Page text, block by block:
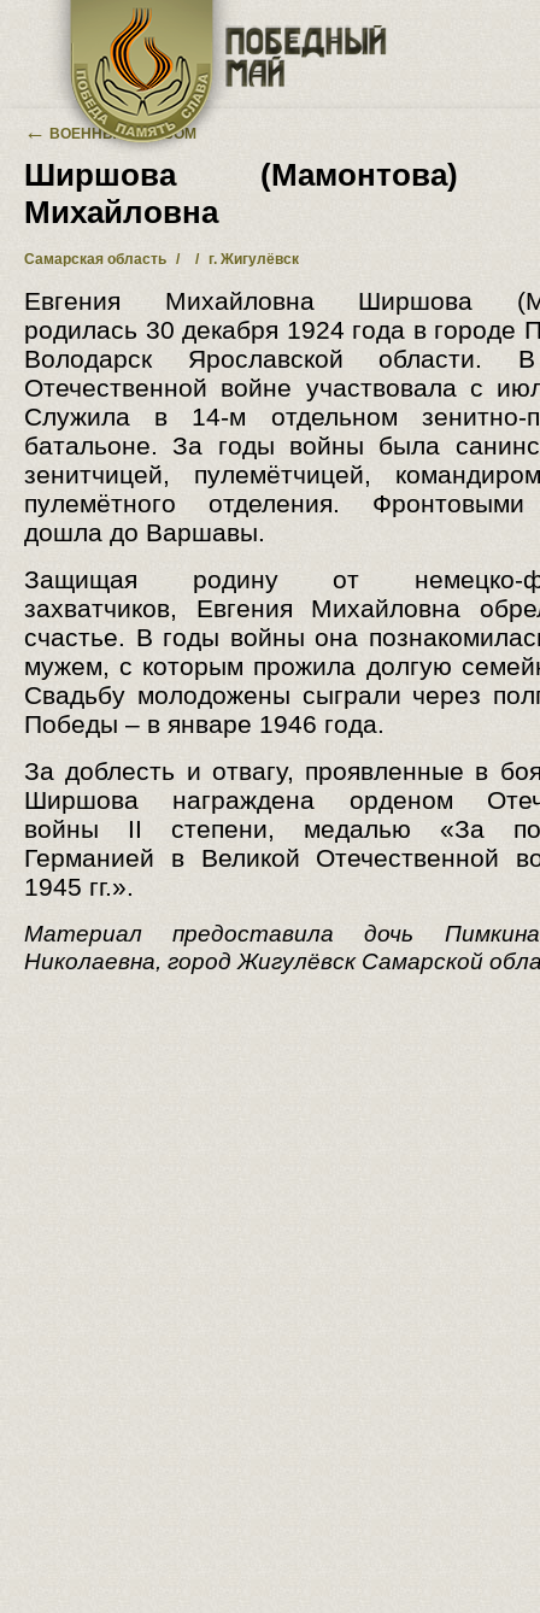
Перейти к основному содержанию
← ВОЕННЫЙ АЛЬБОМ
Ширшова (Мамонтова)
Михайловна
Самарская область / / г. Жигулёвск
Евгения Михайловна Ширшова
родилась 30 декабря 1924 года в городе
Володарск Ярославской области.
Отечественной войне участвовала с
Служила в 14-м отдельном зенитно-
батальоне. За годы войны была
зенитчицей, пулемётчицей,
пулемётного отделения.
дошла до Варшавы.
Защищая родину от немецко-
захватчиков, Евгения Михайловна
счастье. В годы войны она
мужем, с которым прожила долгую
Свадьбу молодожены сыграли через
Победы – в январе 1946 года.
За доблесть и отвагу, проявленные в
Ширшова награждена орденом
войны II степени, медалью «За
Германией в Великой Отечественной
1945 гг.».
Материал предоставила дочь
Николаевна, город Жигулёвск Самарской